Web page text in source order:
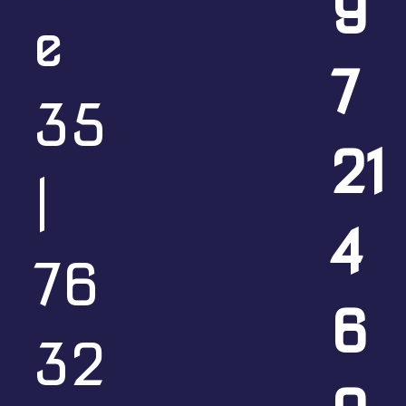
Dessert
Reis- und Nudelgerichte
Rindfleisch
Spezialitäten
49. Guay Tiew Phad Gai ก๋วยเตี๋ยวผัดไก่
Gebratene Reisnudeln mit Gemüse und
m, a
14,50 €
Gebratene Reisnudeln mit Gemüse
13,50 €
e
35
76
32
7
21
4
6